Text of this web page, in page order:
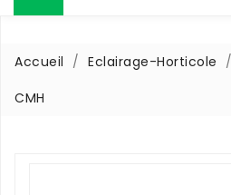
Accueil Eclairage-Horticole
CMH